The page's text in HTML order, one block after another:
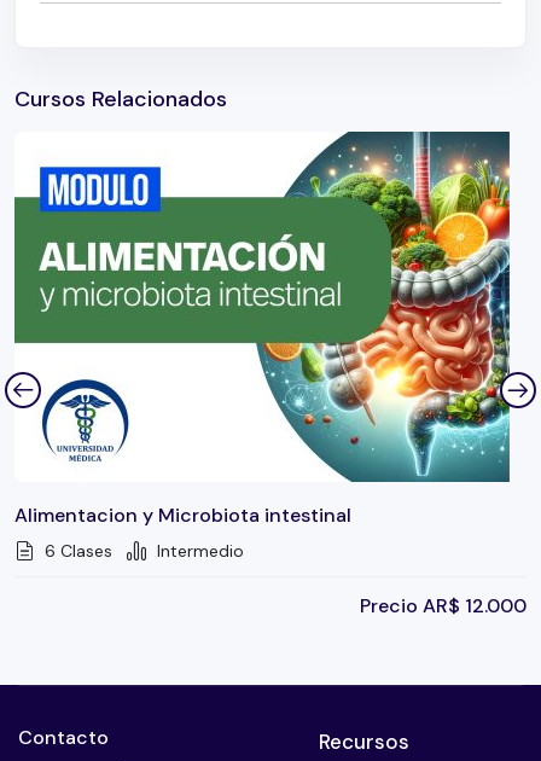
Cursos Relacionados
Alimentacion y Microbiota intestinal
6 Clases Intermedio
Precio AR$ 12.000
Contacto Recursos